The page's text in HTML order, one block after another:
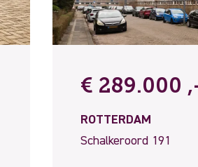
€ 289.000
ROTTERDAM
Schalkeroord 191